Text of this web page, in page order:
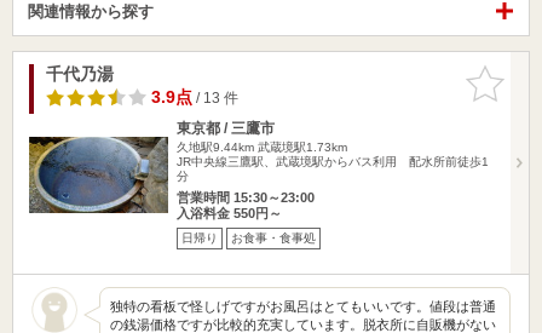
関連情報から探す
お気に入
りに追加
千代乃湯
3.9点/ 13 件
東京都 / 三鷹市
久地駅9.44km 武蔵境駅1.73km
JR中央線三鷹駅、武蔵境駅からバス利用 配水所前徒歩1
分
営業時間 15:30～23:00
入浴料金 550円～
日帰り お食事・食事処
独特の看板で怪しげですがお風呂はとてもいいです。値段は普通
の銭湯価格ですが比較的充実しています。脱衣所に自販機がない